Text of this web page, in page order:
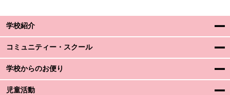
学校紹介
コミュニティー・スクール
学校からのお便り
児童活動